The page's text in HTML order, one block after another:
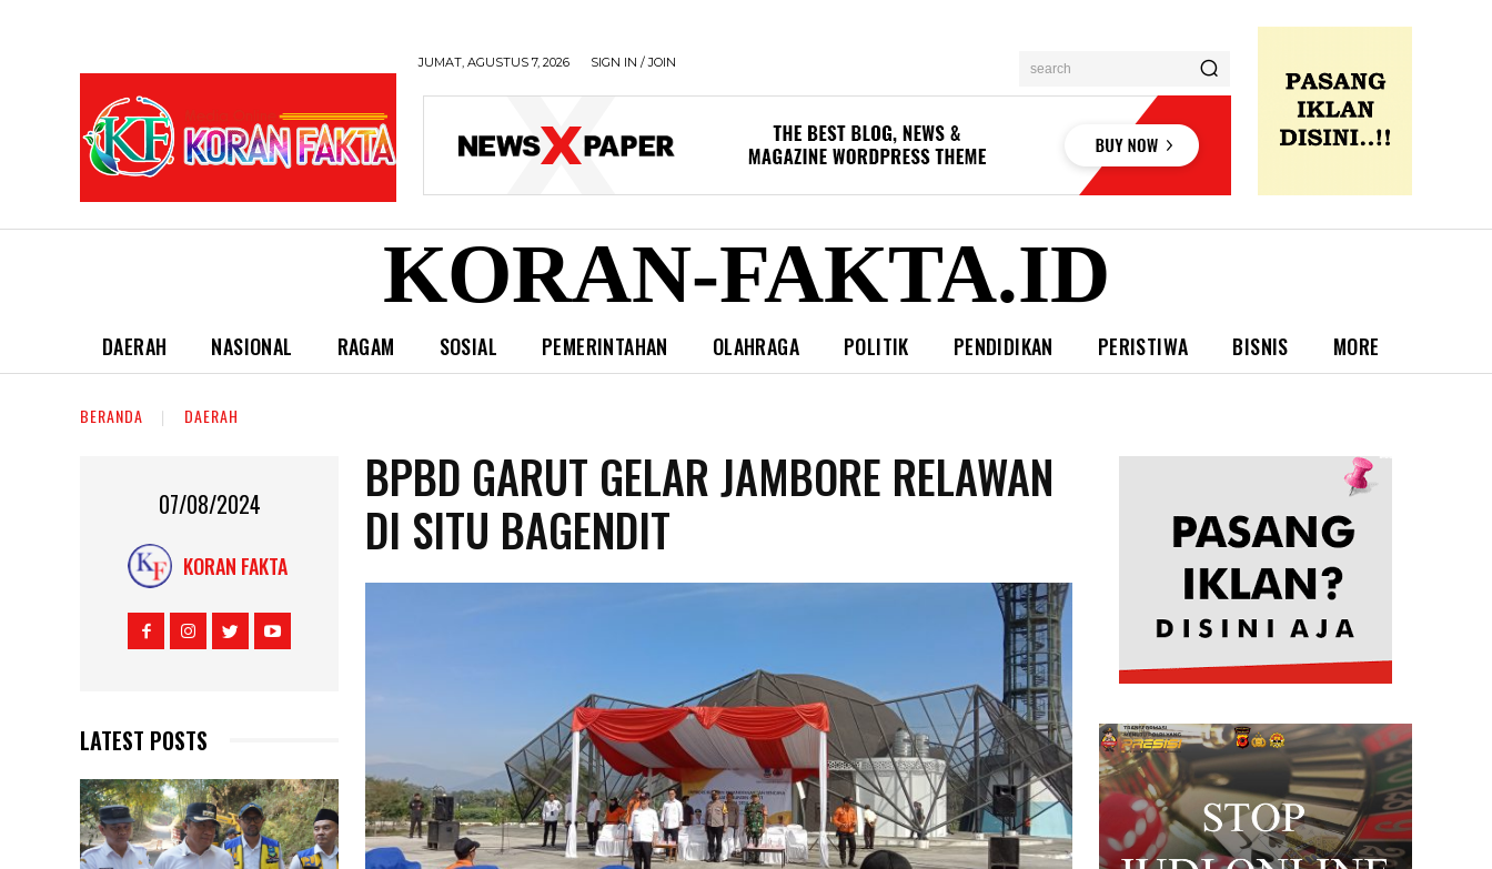
JUMAT, AGUSTUS 7, 2026 SIGN IN / JOIN search
KORAN-FAKTA.ID
DAERAH NASIONAL RAGAM SOSIAL PEMERINTAHAN OLAHRAGA POLITIK PENDIDIKAN PERISTIWA BISNIS MORE
BERANDA DAERAH
07/08/2024
KORAN FAKTA
LATEST POSTS
BPBD GARUT GELAR JAMBORE RELAWAN
DI SITU BAGENDIT